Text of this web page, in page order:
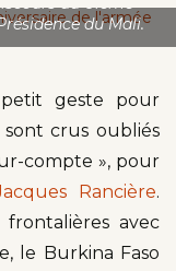
du Mali.
geste pour
crus oubliés
compte », pour
Rancière.
frontalières avec
le Burkina Faso